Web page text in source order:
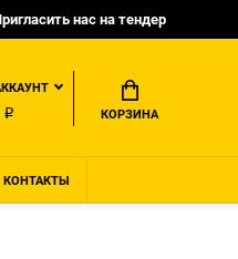
нас на тендер
₽ КОРЗИНА
КОНТАКТЫ